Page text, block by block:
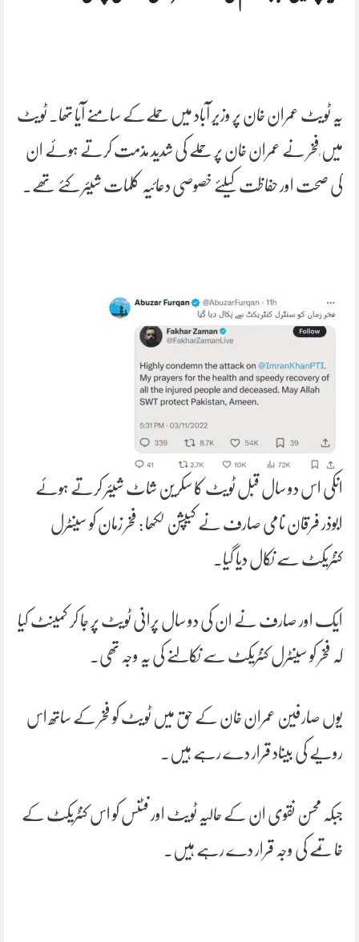
یہ ٹویٹ عمران خان پر وزیر آباد میں حملےکے سامنے آیا تھا۔ ٹویٹ
میں ٖفخر نے عمران خان پر حملے کی شدید مذمت کرتے ہوئے ان
کی صحت اور حفاظت کیلئے خصوصی دعائیہ کلمات شیئر کئے تھے۔
انکی اس دو سال قبل ٹویٹ کا سکرین شاٹ شیئر کرتے ہوئے
ابوذر فرقان نامی صارف نے کیپشن لکھا : فخر زمان کو سینٹرل
کنٹریکٹ سے نکال دیا گیا۔
ایک اور صارف نے ان کی دو سال پرانی ٹویٹ پر جا کر کمیںٹ کیا
کہ فخر کو سینٹرل کنٹریکٹ سے نکالنے کی یہ وجہ تھی۔
یوں صارفین عمران خان کے حق میں ٹویٹ کو فخر کے ساتھ اس
رویے کی بیناد قرار دے رہے ہیں۔
جبکہ محسن نقوی ان کے حالیہ ٹویٹ اور فٹنس کو اس کنٹریکٹ کے
خاتمے کی وجہ قرار دے رہے ہیں۔